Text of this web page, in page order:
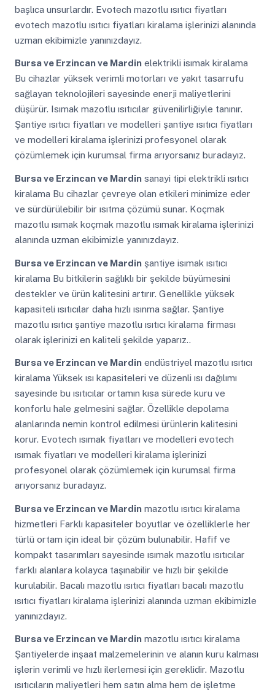
başlıca unsurlardır. Evotech mazotlu ısıtıcı fiyatları
evotech mazotlu ısıtıcı fiyatları kiralama işlerinizi alanında
uzman ekibimizle yanınızdayız.
Bursa ve Erzincan ve Mardinelektrikli isımak kiralama
Bu cihazlar yüksek verimli motorları ve yakıt tasarrufu
sağlayan teknolojileri sayesinde enerji maliyetlerini
düşürür. Isımak mazotlu ısıtıcılar güvenilirliğiyle tanınır.
Şantiye ısıtıcı fiyatları ve modelleri şantiye ısıtıcı fiyatları
ve modelleri kiralama işlerinizi profesyonel olarak
çözümlemek için kurumsal firma arıyorsanız buradayız.
Bursa ve Erzincan ve Mardinsanayi tipi elektrikli ısıtıcı
kiralama Bu cihazlar çevreye olan etkileri minimize eder
ve sürdürülebilir bir ısıtma çözümü sunar. Koçmak
mazotlu ısımak koçmak mazotlu ısımak kiralama işlerinizi
alanında uzman ekibimizle yanınızdayız.
Bursa ve Erzincan ve Mardinşantiye isımak ısıtıcı
kiralama Bu bitkilerin sağlıklı bir şekilde büyümesini
destekler ve ürün kalitesini artırır. Genellikle yüksek
kapasiteli ısıtıcılar daha hızlı ısınma sağlar. Şantiye
mazotlu ısıtıcı şantiye mazotlu ısıtıcı kiralama firması
olarak işlerinizi en kaliteli şekilde yaparız..
Bursa ve Erzincan ve Mardinendüstriyel mazotlu ısıtıcı
kiralama Yüksek ısı kapasiteleri ve düzenli ısı dağılımı
sayesinde bu ısıtıcılar ortamın kısa sürede kuru ve
konforlu hale gelmesini sağlar. Özellikle depolama
alanlarında nemin kontrol edilmesi ürünlerin kalitesini
korur. Evotech ısımak fiyatları ve modelleri evotech
ısımak fiyatları ve modelleri kiralama işlerinizi
profesyonel olarak çözümlemek için kurumsal firma
arıyorsanız buradayız.
Bursa ve Erzincan ve Mardinmazotlu ısıtıcı kiralama
hizmetleri Farklı kapasiteler boyutlar ve özelliklerle her
türlü ortam için ideal bir çözüm bulunabilir. Hafif ve
kompakt tasarımları sayesinde ısımak mazotlu ısıtıcılar
farklı alanlara kolayca taşınabilir ve hızlı bir şekilde
kurulabilir. Bacalı mazotlu ısıtıcı fiyatları bacalı mazotlu
ısıtıcı fiyatları kiralama işlerinizi alanında uzman ekibimizle
yanınızdayız.
Bursa ve Erzincan ve Mardinmazotlu ısıtıcı kiralama
Şantiyelerde inşaat malzemelerinin ve alanın kuru kalması
işlerin verimli ve hızlı ilerlemesi için gereklidir. Mazotlu
ısıtıcıların maliyetleri hem satın alma hem de işletme